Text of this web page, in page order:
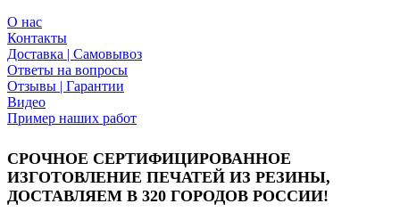
О нас
Контакты
Доставка | Самовывоз
Ответы на вопросы
Отзывы | Гарантии
Видео
Пример наших работ
СРОЧНОЕ СЕРТИФИЦИРОВАННОЕ
ИЗГОТОВЛЕНИЕ ПЕЧАТЕЙ ИЗ РЕЗИНЫ,
ДОСТАВЛЯЕМ В 320 ГОРОДОВ РОССИИ!